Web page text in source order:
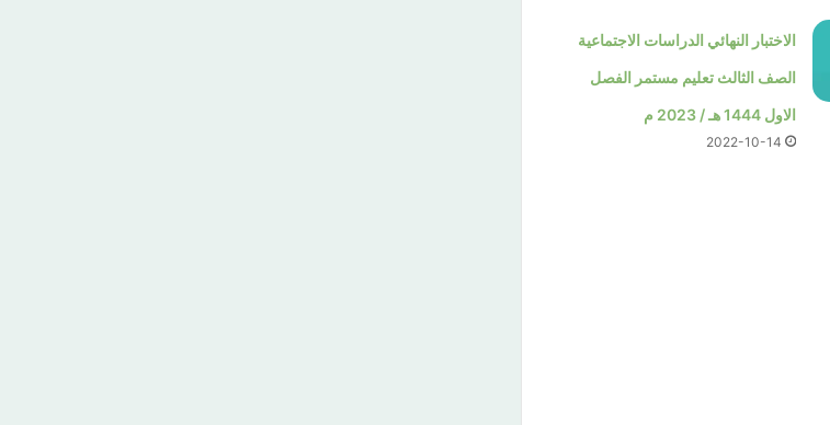
الاختبار النهائي الدراسات الاجتماعية
الصف الثالث تعليم مستمر الفصل
الاول 1444 هـ / 2023 م
2022-10-14